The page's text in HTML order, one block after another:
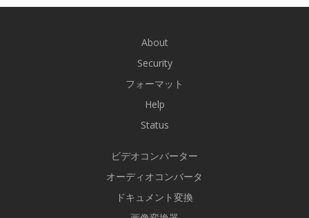
About
Security
フォーマット
Help
Status
ビデオコンバーター
オーディオコンバータ
ドキュメント変換